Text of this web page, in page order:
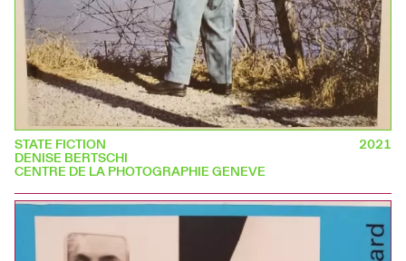
STATE FICTION
DENISE BERTSCHI
CENTRE DE LA PHOTOGRAPHIE GENEVE
2021